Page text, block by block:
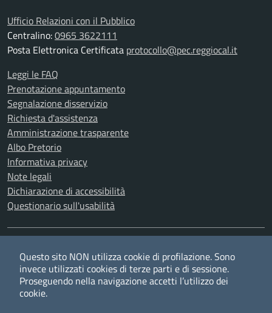
Ufficio Relazioni con il Pubblico
Centralino:0965 3622111
Posta Elettronica Certificata protocollo@pec.reggiocal.it
Leggi le FAQ
Prenotazione appuntamento
Segnalazione disservizio
Richiesta d'assistenza
Amministrazione trasparente
Albo Pretorio
Informativa privacy
Note legali
Dichiarazione di accessibilità
Questionario sull'usabilità
TwitterFacebookYouTubeRSS
Questo sito NON utilizza cookie di profilazione. Sono
invece utilizzati cookies di terze parti e di sessione.
Proseguendo nella navigazione accetti l’utilizzo dei
cookie.